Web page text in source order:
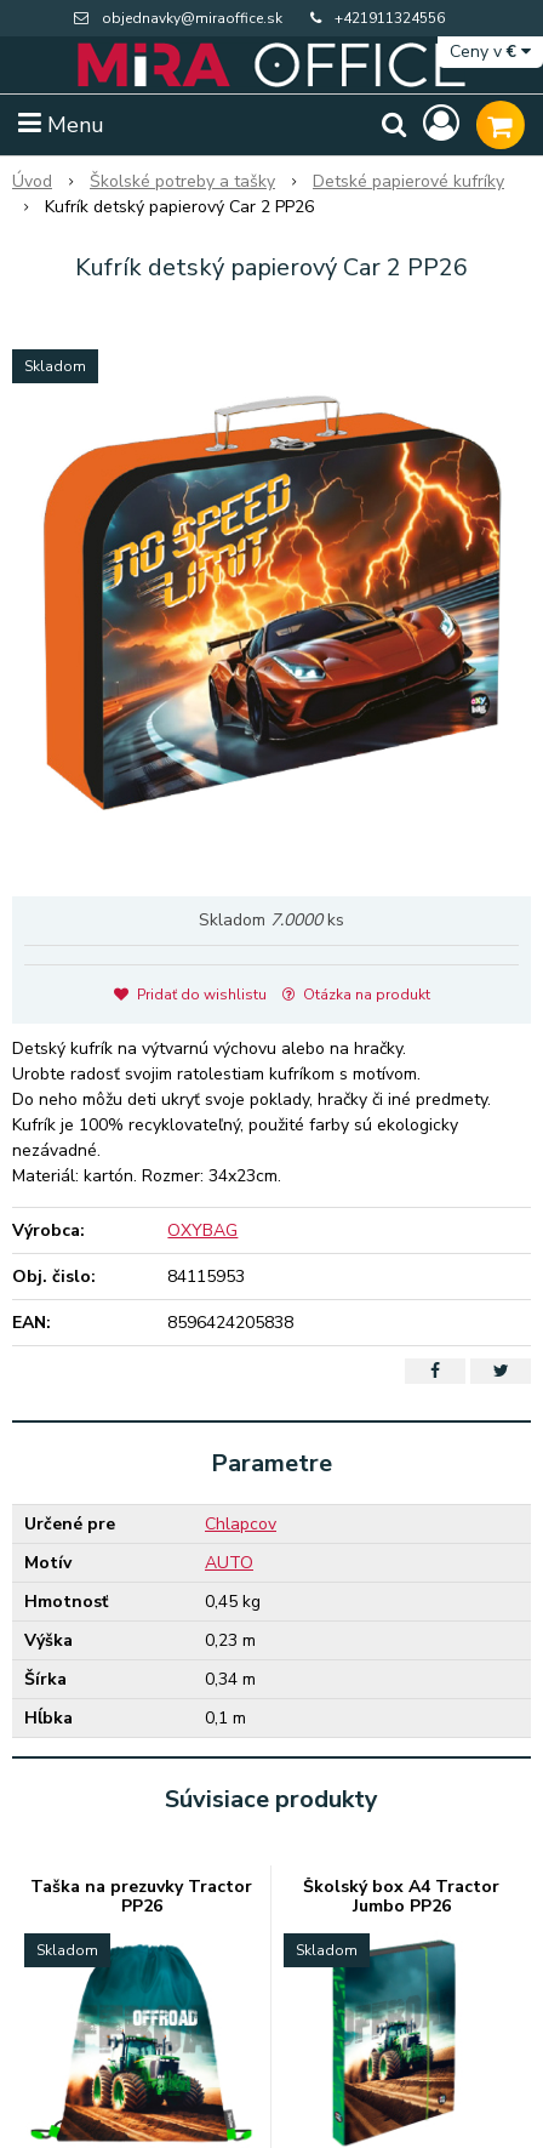
objednavky@miraoffice.sk +421911324556
Menu
Ceny v€
Extra výpredaj zásob Výpredaj BTS
Úvod Školské potreby a tašky
Detské papierové kufríky
Kufrík detský papierový Car 2 PP26
Kufrík detský papierový Car 2 PP26
Skladom
Skladom 7.0000ks
Pridať do wishlistu Otázka na produkt
Detský kufrík na výtvarnú výchovu alebo na hračky.
Urobte radosť svojim ratolestiam kufríkom s motívom.
Do neho môžu deti ukryť svoje poklady, hračky či iné predmety.
Kufrík je 100% recyklovateľný, použité farby sú ekologicky
nezávadné.
Materiál: kartón. Rozmer: 34x23cm.
Výrobca:
OXYBAG
Obj. čislo:
84115953
EAN:
8596424205838
Parametre
Určené pre
Chlapcov
Motív
AUTO
Hmotnosť
0,45 kg
Výška
0,23 m
Šírka
0,34 m
Hĺbka
0,1 m
Súvisiace produkty
Taška na prezuvky Tractor
PP26
Skladom
Školský box A4 Tractor
Jumbo PP26
Skladom